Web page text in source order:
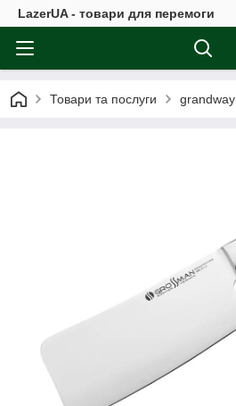
LazerUA - товари для перемоги
Товари та послуги grandway